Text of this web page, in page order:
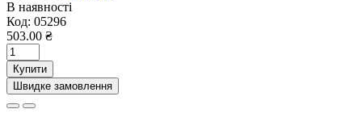
В наявності
Код: 05296
503.00 ₴
Купити
Швидке замовлення